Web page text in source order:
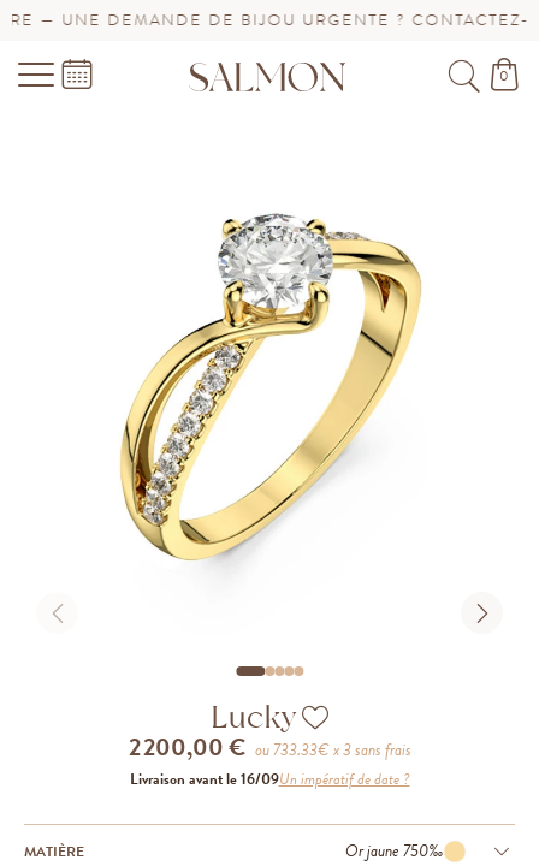
— UNE DEMANDE DE BIJOU URGENTE ? CONTACTEZ-
0
Lucky
2 200,00 € ou733.33€ x 3 sans frais
Livraison avant le 16/09Un impératif de date ?
MATIÈRE Or jaune 750‰